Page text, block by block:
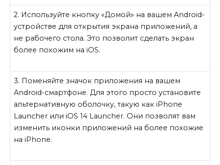
2. Используйте кнопку «Домой» на вашем Android-
устройстве для открытия экрана приложений, а
не рабочего стола. Это позволит сделать экран
более похожим на iOS.
3. Поменяйте значок приложения на вашем
Android-смартфоне. Для этого просто установите
альтернативную оболочку, такую как iPhone
Launcher или iOS 14 Launcher. Они позволят вам
изменить иконки приложений на более похожие
на iPhone.